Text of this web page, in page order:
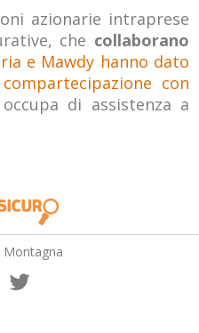
azionarie intraprese
che collaborano
e Mawdy hanno dato
con
di assistenza a
Montagna